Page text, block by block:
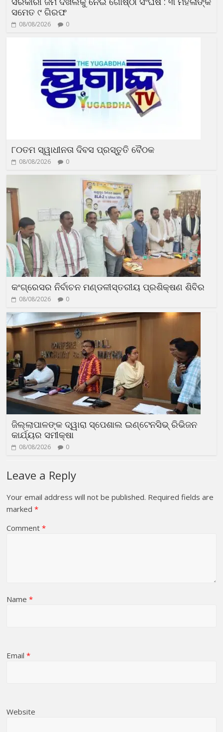
ସମେତ ୯ ଗିରଫ
08/08/2026 0
୮୦ତମ ସ୍ୱାଧୀନତା ଦିବସ ପ୍ରସ୍ତୁତି ବୈଠକ
08/08/2026 0
କଂଗ୍ରେସର ନିର୍ବାଚନ ମଣ୍ଡଳୀସ୍ତରୀୟ ପ୍ରଶିକ୍ଷଣ ଶିବିର
08/08/2026 0
ଜିଲ୍ଲାପାଳଙ୍କ ଦ୍ୱାରା ସ୍ପେଶାଲ ଇଣ୍ଟେନସିଭ୍ ରିଭିଜନ
କାର୍ଯ୍ୟର ସମୀକ୍ଷା
08/08/2026 0
Leave a Reply
Your email address will not be published. Required fields are
marked*
Comment*
Name*
Email*
Website